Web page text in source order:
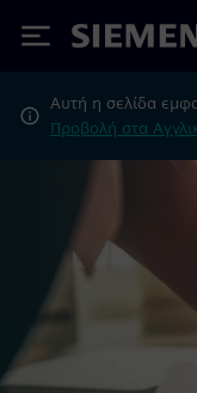
Siemens
Αυτή η σελίδα
Προβολή στα